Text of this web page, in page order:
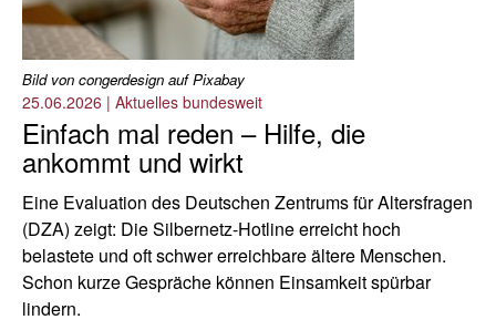
Bild von congerdesign auf Pixabay
25.06.2026 | Aktuelles bundesweit
Einfach mal reden – Hilfe, die
ankommt und wirkt
Eine Evaluation des Deutschen Zentrums für Altersfragen
(DZA) zeigt: Die Silbernetz-Hotline erreicht hoch
belastete und oft schwer erreichbare ältere Menschen.
Schon kurze Gespräche können Einsamkeit spürbar
lindern.